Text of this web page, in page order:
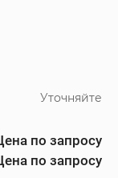
Уточняйте
по запросу
по запросу